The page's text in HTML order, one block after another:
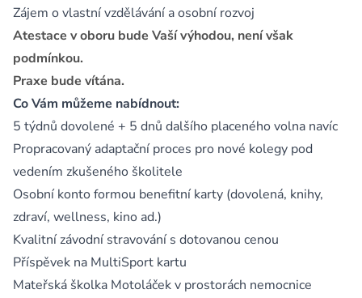
Zájem o vlastní vzdělávání a osobní rozvoj
Atestace v oboru bude Vaší výhodou, není však
podmínkou.
Praxe bude vítána.
Co Vám můžeme nabídnout:
5 týdnů dovolené + 5 dnů dalšího placeného volna navíc
Propracovaný adaptační proces pro nové kolegy pod
vedením zkušeného školitele
Osobní konto formou benefitní karty (dovolená, knihy,
zdraví, wellness, kino ad.)
Kvalitní závodní stravování s dotovanou cenou
Příspěvek na MultiSport kartu
Mateřská školka Motoláček v prostorách nemocnice